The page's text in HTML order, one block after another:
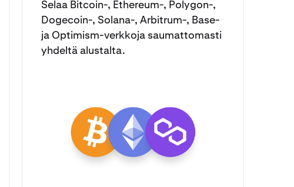
Selaa Bitcoin-, Ethereum-, Polygon-,
Dogecoin-, Solana-, Arbitrum-, Base-
ja Optimism-verkkoja saumattomasti
yhdeltä alustalta.